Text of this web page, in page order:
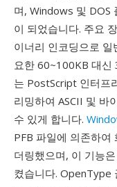
며, Windows 및 DOS
이 되었습니다. 주요
이너리 인코딩으로 일
요한 60~100KB 대신
는 PostScript 인터프
리밍하여 ASCII 및 바
수 있게 합니다.
PFB 파일에 의존하
더링했으며, 이 기능
켰습니다. OpenType